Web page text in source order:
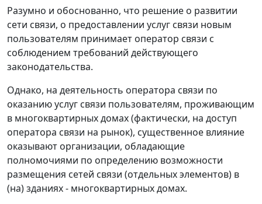
Разумно и обоснованно, что решение о развитии
сети связи, о предоставлении услуг связи новым
пользователям принимает оператор связи с
соблюдением требований действующего
законодательства.
Однако, на деятельность оператора связи по
оказанию услуг связи пользователям, проживающим
в многоквартирных домах (фактически, на доступ
оператора связи на рынок), существенное влияние
оказывают организации, обладающие
полномочиями по определению возможности
размещения сетей связи (отдельных элементов) в
(на) зданиях - многоквартирных домах.